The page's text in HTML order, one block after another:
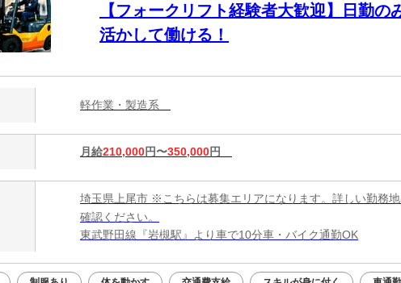
【フォークリフト経験者大歓迎】日勤
活かして働ける！
軽作業・製造系
月給210,000円〜350,000円
埼玉県上尾市 ※こちらは募集エリアになります。詳しい勤務
確認ください。
東武野田線『岩槻駅』より車で10分車・バイク通勤OK